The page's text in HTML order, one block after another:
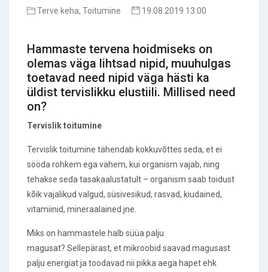
Terve keha, Toitumine 19.08.2019 13:00
Hammaste tervena hoidmiseks on
olemas väga lihtsad nipid, muuhulgas
toetavad need nipid väga hästi ka
üldist tervislikku elustiili. Millised need
on?
Tervislik toitumine
Tervislik toitumine tähendab kokkuvõttes seda, et ei
sööda rohkem ega vähem, kui organism vajab, ning
tehakse seda tasakaalustatult – organism saab toidust
kõik vajalikud valgud, süsivesikud, rasvad, kiudained,
vitamiinid, mineraalained jne.
Miks on hammastele halb süüa palju
magusat? Sellepärast, et mikroobid saavad magusast
palju energiat ja toodavad nii pikka aega hapet ehk